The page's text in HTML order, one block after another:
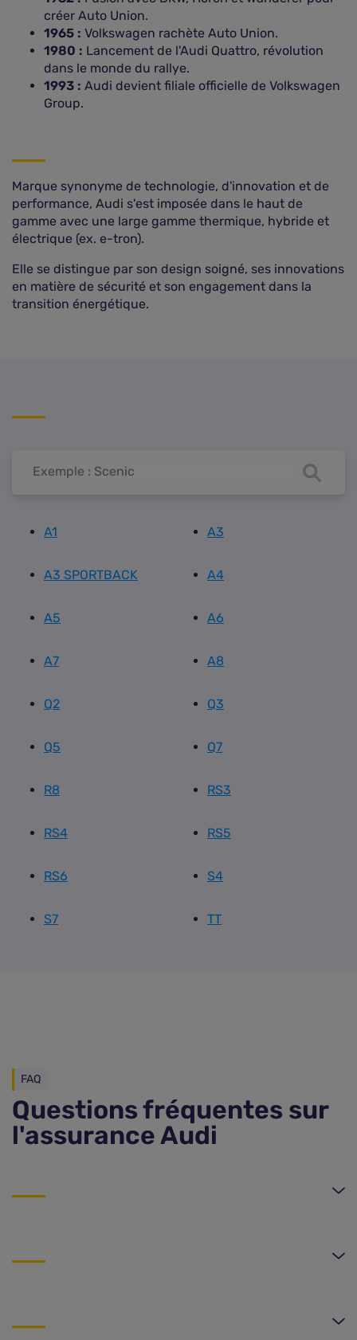
créer Auto Union.
1965 : Volkswagen rachète Auto Union.
1980 : Lancement de l'Audi Quattro, révolution
dans le monde du rallye.
1993 : Audi devient filiale officielle de Volkswagen
Group.
Marque synonyme de technologie, d'innovation et de
performance, Audi s'est imposée dans le haut de
gamme avec une large gamme thermique, hybride et
électrique (ex. e-tron).
Elle se distingue par son design soigné, ses innovations
en matière de sécurité et son engagement dans la
transition énergétique.
A1 A3
A3 SPORTBACK A4
A5 A6
A7 A8
Q2 Q3
Q5 Q7
R8 RS3
RS4 RS5
RS6 S4
S7 TT
FAQ
Questions fréquentes sur
l'assurance Audi